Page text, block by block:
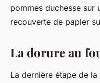
pommes duchesse sur
recouverte de papier
La dorure au
La dernière étape de